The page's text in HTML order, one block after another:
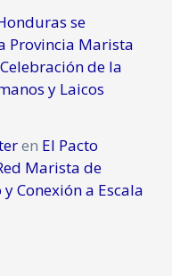
se
Provincia Marista
Celebración de la
y Laicos
en El Pacto
Marista de
Conexión a Escala